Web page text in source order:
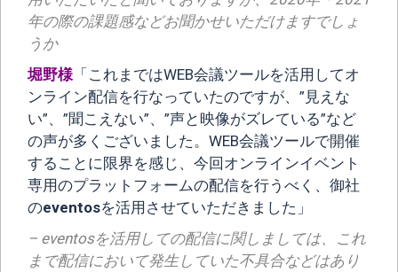
年の際の課題感などお聞かせいただけますでしょ
うか
堀野様 「これまではWEB会議ツールを活用してオ
ンライン配信を行なっていたのですが、”見えな
い”、”聞こえない”、”声と映像がズレている”など
の声が多くございました。WEB会議ツールで開催
することに限界を感じ、今回オンラインイベント
専用のプラットフォームの配信を行うべく、御社
のeventosを活用させていただきました」
– eventosを活用しての配信に関しましては、これ
まで配信において発生していた不具合などはあり